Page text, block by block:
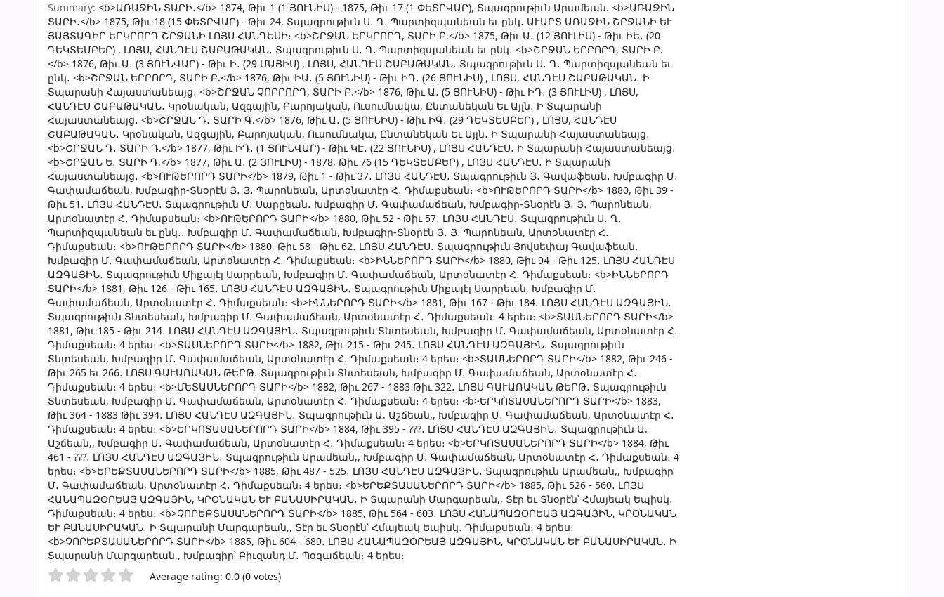
Summary: <b>ԱՌԱՋԻՆ ՏԱՐԻ․</b> 1874, Թիւ 1 (1 ՅՈՒՆԻՍ) - 1875, Թիւ 17 (1 ՓԵՏՐՎԱՐ), Տպագրութիւն Արամեան. <b>ԱՌԱՋԻՆ
ՏԱՐԻ․</b> 1875, Թիւ 18 (15 ՓԵՏՐՎԱՐ) - Թիւ 24, Տպագրութիւն Ս․ Ղ․ Պարտիզպանեան եւ ընկ․ ԱՒԱՐՏ ԱՌԱՋԻՆ ՇՐՋԱՆԻ ԵՒ
ՅԱՅՏԱԳԻՐ ԵՐԿՐՈՐԴ ՇՐՋԱՆԻ ԼՈՅՍ ՀԱՆԴԵՍԻ։ <b>ՇՐՋԱՆ ԵՐԿՐՈՐԴ, ՏԱՐԻ Բ.</b> 1875, Թիւ Ա․ (12 ՅՈՒԼԻՍ) - Թիւ ԻԵ․ (20
ԴԵԿՏԵՄԲԵՐ) , ԼՈՅՍ, ՀԱՆԴԷՍ ՇԱԲԱԹԱԿԱՆ․ Տպագրութիւն Ս․ Ղ․ Պարտիզպանեան եւ ընկ․ <b>ՇՐՋԱՆ ԵՐՐՈՐԴ, ՏԱՐԻ Բ.
</b> 1876, Թիւ Ա․ (3 ՅՈՒՆՎԱՐ) - Թիւ Ի․ (29 ՄԱՅԻՍ) , ԼՈՅՍ, ՀԱՆԴԷՍ ՇԱԲԱԹԱԿԱՆ․ Տպագրութիւն Ս․ Ղ․ Պարտիզպանեան եւ
ընկ․ <b>ՇՐՋԱՆ ԵՐՐՈՐԴ, ՏԱՐԻ Բ.</b> 1876, Թիւ ԻԱ․ (5 ՅՈՒՆԻՍ) - Թիւ ԻԴ․ (26 ՅՈՒՆԻՍ) , ԼՈՅՍ, ՀԱՆԴԷՍ ՇԱԲԱԹԱԿԱՆ․ Ի
Տպարանի Հայաստանեայց․ <b>ՇՐՋԱՆ ՉՈՐՐՈՐԴ, ՏԱՐԻ Բ.</b> 1876, Թիւ Ա․ (5 ՅՈՒՆԻՍ) - Թիւ ԻԴ․ (3 ՅՈՒԼԻՍ) , ԼՈՅՍ,
ՀԱՆԴԷՍ ՇԱԲԱԹԱԿԱՆ․ Կրօնական, Ազգային, Բարոյական, Ուսումնակա, Ընտանեկան Եւ Այլն․ Ի Տպարանի
Հայաստանեայց․ <b>ՇՐՋԱՆ Դ․ ՏԱՐԻ Գ.</b> 1876, Թիւ Ա․ (5 ՅՈՒՆԻՍ) - Թիւ ԻԳ․ (29 ԴԵԿՏԵՄԲԵՐ) , ԼՈՅՍ, ՀԱՆԴԷՍ
ՇԱԲԱԹԱԿԱՆ․ Կրօնական, Ազգային, Բարոյական, Ուսումնակա, Ընտանեկան Եւ Այլն․ Ի Տպարանի Հայաստանեայց․
<b>ՇՐՋԱՆ Դ․ ՏԱՐԻ Դ.</b> 1877, Թիւ ԻԴ․ (1 ՅՈՒՆՎԱՐ) - Թիւ ԿԷ․ (22 ՅՈՒՆԻՍ) , ԼՈՅՍ ՀԱՆԴԷՍ․ Ի Տպարանի Հայաստանեայց․
<b>ՇՐՋԱՆ Ե․ ՏԱՐԻ Դ.</b> 1877, Թիւ Ա․ (2 ՅՈՒԼԻՍ) - 1878, Թիւ 76 (15 ԴԵԿՏԵՄԲԵՐ) , ԼՈՅՍ ՀԱՆԴԷՍ․ Ի Տպարանի
Հայաստանեայց․ <b>ՈՒԹԵՐՈՐԴ ՏԱՐԻ</b> 1879, Թիւ 1 - Թիւ 37․ ԼՈՅՍ ՀԱՆԴԷՍ․ Տպագրութիւն Յ․ Գավաֆեան․ Խմբագիր Մ․
Գափամաճեան, Խմբագիր-Տնօրէն Յ․ Յ․ Պարոնեան, Արտօնատէր Հ․ Դիմաքսեան։ <b>ՈՒԹԵՐՈՐԴ ՏԱՐԻ</b> 1880, Թիւ 39 -
Թիւ 51․ ԼՈՅՍ ՀԱՆԴԷՍ․ Տպագրութիւն Մ․ Սարըեան․ Խմբագիր Մ․ Գափամաճեան, Խմբագիր-Տնօրէն Յ․ Յ․ Պարոնեան,
Արտօնատէր Հ․ Դիմաքսեան։ <b>ՈՒԹԵՐՈՐԴ ՏԱՐԻ</b> 1880, Թիւ 52 - Թիւ 57․ ԼՈՅՍ ՀԱՆԴԷՍ․ Տպագրութիւն Ս․ Ղ․
Պարտիզպանեան եւ ընկ․․ Խմբագիր Մ․ Գափամաճեան, Խմբագիր-Տնօրէն Յ․ Յ․ Պարոնեան, Արտօնատէր Հ․
Դիմաքսեան։ <b>ՈՒԹԵՐՈՐԴ ՏԱՐԻ</b> 1880, Թիւ 58 - Թիւ 62․ ԼՈՅՍ ՀԱՆԴԷՍ․ Տպագրութիւն Յովսեփայ Գավաֆեան․
Խմբագիր Մ․ Գափամաճեան, Արտօնատէր Հ․ Դիմաքսեան։ <b>ԻՆՆԵՐՈՐԴ ՏԱՐԻ</b> 1880, Թիւ 94 - Թիւ 125․ ԼՈՅՍ ՀԱՆԴԷՍ
ԱԶԳԱՅԻՆ․ Տպագրութիւն Միքայէլ Սարըեան, Խմբագիր Մ․ Գափամաճեան, Արտօնատէր Հ․ Դիմաքսեան։ <b>ԻՆՆԵՐՈՐԴ
ՏԱՐԻ</b> 1881, Թիւ 126 - Թիւ 165․ ԼՈՅՍ ՀԱՆԴԷՍ ԱԶԳԱՅԻՆ․ Տպագրութիւն Միքայէլ Սարըեան, Խմբագիր Մ․
Գափամաճեան, Արտօնատէր Հ․ Դիմաքսեան։ <b>ԻՆՆԵՐՈՐԴ ՏԱՐԻ</b> 1881, Թիւ 167 - Թիւ 184․ ԼՈՅՍ ՀԱՆԴԷՍ ԱԶԳԱՅԻՆ․
Տպագրութիւն Տնտեսեան, Խմբագիր Մ․ Գափամաճեան, Արտօնատէր Հ․ Դիմաքսեան։ 4 երես։ <b>ՏԱՍՆԵՐՈՐԴ ՏԱՐԻ</b>
1881, Թիւ 185 - Թիւ 214․ ԼՈՅՍ ՀԱՆԴԷՍ ԱԶԳԱՅԻՆ․ Տպագրութիւն Տնտեսեան, Խմբագիր Մ․ Գափամաճեան, Արտօնատէր Հ․
Դիմաքսեան։ 4 երես։ <b>ՏԱՍՆԵՐՈՐԴ ՏԱՐԻ</b> 1882, Թիւ 215 - Թիւ 245․ ԼՈՅՍ ՀԱՆԴԷՍ ԱԶԳԱՅԻՆ․ Տպագրութիւն
Տնտեսեան, Խմբագիր Մ․ Գափամաճեան, Արտօնատէր Հ․ Դիմաքսեան։ 4 երես։ <b>ՏԱՍՆԵՐՈՐԴ ՏԱՐԻ</b> 1882, Թիւ 246 -
Թիւ 265 եւ 266․ ԼՈՅՍ ԳԱՒԱՌԱԿԱՆ ԹԵՐԹ․ Տպագրութիւն Տնտեսեան, Խմբագիր Մ․ Գափամաճեան, Արտօնատէր Հ․
Դիմաքսեան։ 4 երես։ <b>ՄԵՏԱՍՆԵՐՈՐԴ ՏԱՐԻ</b> 1882, Թիւ 267 - 1883 Թիւ 322․ ԼՈՅՍ ԳԱՒԱՌԱԿԱՆ ԹԵՐԹ․ Տպագրութիւն
Տնտեսեան, Խմբագիր Մ․ Գափամաճեան, Արտօնատէր Հ․ Դիմաքսեան։ 4 երես։ <b>ԵՐԿՈՏԱՍԱՆԵՐՈՐԴ ՏԱՐԻ</b> 1883,
Թիւ 364 - 1883 Թիւ 394․ ԼՈՅՍ ՀԱՆԴԷՍ ԱԶԳԱՅԻՆ․ Տպագրութիւն Ա. Աշճեան,, Խմբագիր Մ․ Գափամաճեան, Արտօնատէր Հ․
Դիմաքսեան։ 4 երես։ <b>ԵՐԿՈՏԱՍԱՆԵՐՈՐԴ ՏԱՐԻ</b> 1884, Թիւ 395 - ???․ ԼՈՅՍ ՀԱՆԴԷՍ ԱԶԳԱՅԻՆ․ Տպագրութիւն Ա.
Աշճեան,, Խմբագիր Մ․ Գափամաճեան, Արտօնատէր Հ․ Դիմաքսեան։ 4 երես։ <b>ԵՐԿՈՏԱՍԱՆԵՐՈՐԴ ՏԱՐԻ</b> 1884, Թիւ
461 - ???․ ԼՈՅՍ ՀԱՆԴԷՍ ԱԶԳԱՅԻՆ․ Տպագրութիւն Արամեան,, Խմբագիր Մ․ Գափամաճեան, Արտօնատէր Հ․ Դիմաքսեան։ 4
երես։ <b>ԵՐԵՔՏԱՍԱՆԵՐՈՐԴ ՏԱՐԻ</b> 1885, Թիւ 487 - 525․ ԼՈՅՍ ՀԱՆԴԷՍ ԱԶԳԱՅԻՆ․ Տպագրութիւն Արամեան,, Խմբագիր
Մ․ Գափամաճեան, Արտօնատէր Հ․ Դիմաքսեան։ 4 երես։ <b>ԵՐԵՔՏԱՍԱՆԵՐՈՐԴ ՏԱՐԻ</b> 1885, Թիւ 526 - 560․ ԼՈՅՍ
ՀԱՆԱՊԱԶՕՐԵԱՅ ԱԶԳԱՅԻՆ, ԿՐՕՆԱԿԱՆ ԵՒ ԲԱՆԱՍԻՐԱԿԱՆ․ Ի Տպարանի Մարգարեան,, Տէր եւ Տնօրէն՝ Հմայեակ Եպիսկ․
Դիմաքսեան։ 4 երես։ <b>ՉՈՐԵՔՏԱՍԱՆԵՐՈՐԴ ՏԱՐԻ</b> 1885, Թիւ 564 - 603․ ԼՈՅՍ ՀԱՆԱՊԱԶՕՐԵԱՅ ԱԶԳԱՅԻՆ, ԿՐՕՆԱԿԱՆ
ԵՒ ԲԱՆԱՍԻՐԱԿԱՆ․ Ի Տպարանի Մարգարեան,, Տէր եւ Տնօրէն՝ Հմայեակ Եպիսկ․ Դիմաքսեան։ 4 երես։
<b>ՉՈՐԵՔՏԱՍԱՆԵՐՈՐԴ ՏԱՐԻ</b> 1885, Թիւ 604 - 689․ ԼՈՅՍ ՀԱՆԱՊԱԶՕՐԵԱՅ ԱԶԳԱՅԻՆ, ԿՐՕՆԱԿԱՆ ԵՒ ԲԱՆԱՍԻՐԱԿԱՆ․ Ի
Տպարանի Մարգարեան,, Խմբագիր՝ Բիւզանդ Մ․ Պօզաճեան։ 4 երես։
Star ratings Average rating: 0.0 (0 votes)